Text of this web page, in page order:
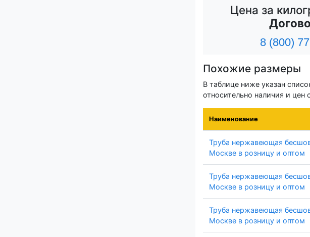
Цена за
8 (800)
Похожие размеры
В таблице ниже указан
относительно наличия и
Наименование
Труба нержавеющая
Москве в розницу и оптом
Труба нержавеющая
Москве в розницу и оптом
Труба нержавеющая
Москве в розницу и оптом